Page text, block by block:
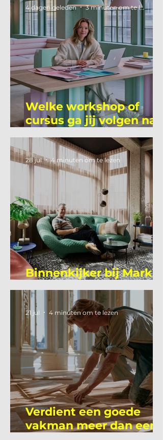
Welke workshop of
cursus ga jij volgen na
je vakantie?
4 dagen geleden 3 minuten om te lezen
Binnenkijker bij Mark
Mutsaers
28 jul 4 minuten om te lezen
Verdient een goede
vakman meer dan een
21 jul 4 minuten om te lezen